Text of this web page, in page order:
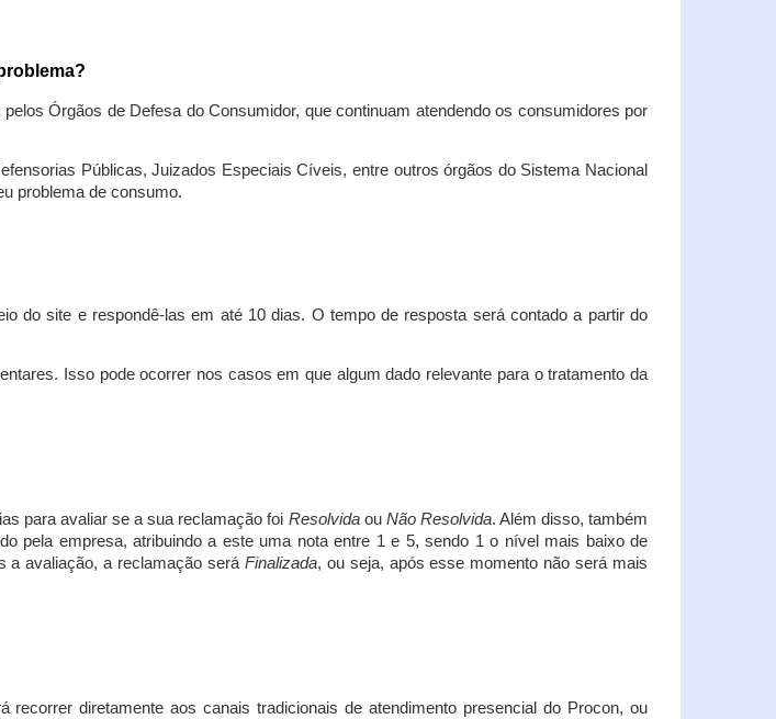
Órgãos de Defesa do Consumidor, que continuam atendendo os consumidores por
Públicas, Juizados Especiais Cíveis, entre outros órgãos do Sistema Nacional
problema de consumo.
do site e respondê-las em até 10 dias. O tempo de resposta será contado a partir do
Isso pode ocorrer nos casos em que algum dado relevante para o tratamento da
para avaliar se a sua reclamação foi Resolvidaou Não Resolvida. Além disso, também
pela empresa, atribuindo a este uma nota entre 1 e 5, sendo 1 o nível mais baixo de
a avaliação, a reclamação será Finalizada, ou seja, após esse momento não será mais
diretamente aos canais tradicionais de atendimento presencial do Procon, ou